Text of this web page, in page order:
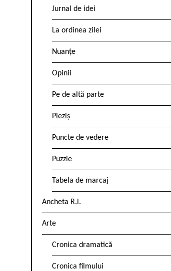
Jurnal de idei
La ordinea zilei
Nuanțe
Opinii
Pe de altă parte
Pieziș
Puncte de vedere
Puzzle
Tabela de marcaj
Ancheta R.l.
Arte
Cronica dramatică
Cronica filmului